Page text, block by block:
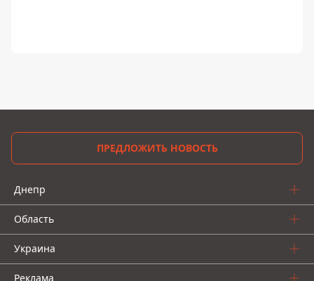
ПРЕДЛОЖИТЬ НОВОСТЬ
Днепр
Область
Украина
Реклама